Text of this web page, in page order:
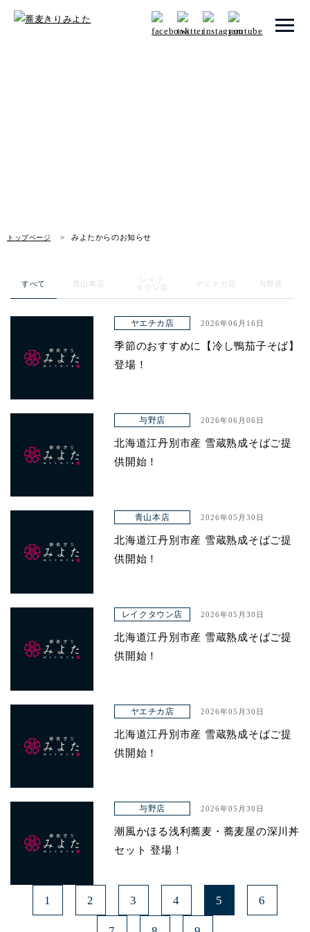
トップページ みよたからのお知らせ
お知らせ
アクセス
すべて 青山本店
レイク
タウン店
ヤエチカ店 与野店
ヤエチカ店 2026年06月16日
季節のおすすめに【冷し鴨茄子そば】
登場！
与野店 2026年06月06日
北海道江丹別市産 雪蔵熟成そばご提
供開始！
青山本店 2026年05月30日
北海道江丹別市産 雪蔵熟成そばご提
供開始！
レイクタウン店 2026年05月30日
北海道江丹別市産 雪蔵熟成そばご提
供開始！
ヤエチカ店 2026年05月30日
北海道江丹別市産 雪蔵熟成そばご提
供開始！
与野店 2026年05月30日
潮風かほる浅利蕎麦・蕎麦屋の深川丼
セット 登場！
1 2 3 4 5 6